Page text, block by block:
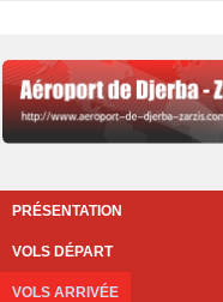
PRÉSENTATION
VOLS DÉPART
VOLS ARRIVÉE